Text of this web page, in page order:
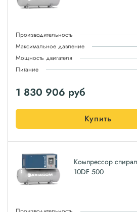
Производительность
Максимальное давление
Мощность двигателя
Питание
1 830 906 руб
Купить
Компрессор
10DF 500